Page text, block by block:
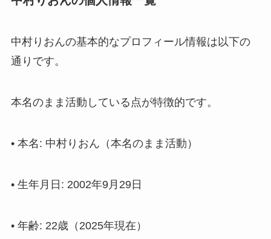
中村りおんの基本的なプロフィール情報は以下の
通りです。
本名のまま活動している点が特徴的です。
• 本名: 中村りおん（本名のまま活動）
• 生年月日: 2002年9月29日
• 年齢: 22歳（2025年現在）